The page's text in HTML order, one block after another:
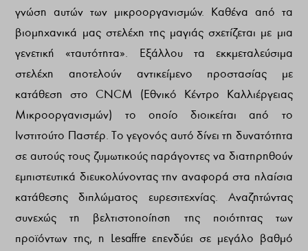
γνώση αυτών των μικροοργανισμών. Καθένα από τα
βιομηχανικά μας στελέχη της μαγιάς σχετίζεται με μια
γενετική «ταυτότητα». Εξάλλου τα εκκμεταλεύσιμα
στελέχη αποτελούν αντικείμενο προστασίας με
κατάθεση στο CNCM (Εθνικό Κέντρο Καλλιέργειας
Μικροοργανισμών) το οποίο διοικείται από το
Ινστιτούτο Παστέρ. Το γεγονός αυτό δίνει τη δυνατότητα
σε αυτούς τους ζυμωτικούς παράγοντες να διατηρηθούν
εμπιστευτικά διευκολύνοντας την αναφορά στα πλαίσια
κατάθεσης διπλώματος ευρεσιτεχνίας. Αναζητώντας
συνεχώς τη βελτιστοποίηση της ποιότητας των
προϊόντων της, η Lesaffre επενδύει σε μεγάλο βαθμό